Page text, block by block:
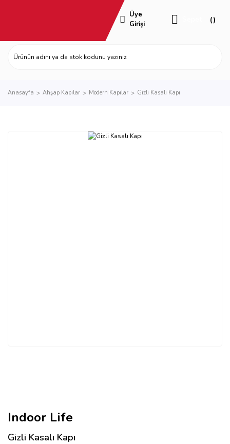
Üye
Girişi
Anasayfa Ahşap Kapılar Modern Kapılar Gizli Kasalı Kapı
Indoor Life
Gizli Kasalı Kapı